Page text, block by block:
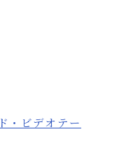
・ビデオテー